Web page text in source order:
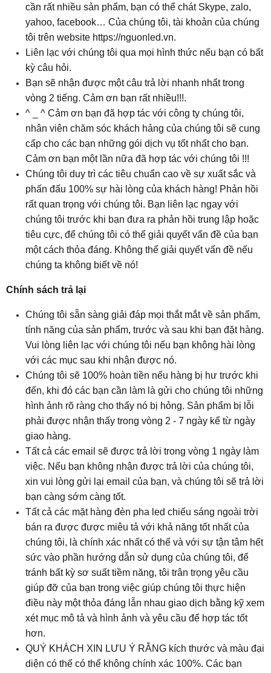
cần rất nhiều sản phẩm, bạn có thể chát Skype, zalo,
yahoo, facebook… Của chúng tôi, tài khoản của chúng
tôi trên website https://nguonled.vn.
Liên lạc với chúng tôi qua mọi hình thức nếu bạn có bất
kỳ câu hỏi.
Bạn sẽ nhận được một câu trả lời nhanh nhất trong
vòng 2 tiếng. Cảm ơn bạn rất nhiều!!!.
^ _ ^ Cảm ơn bạn đã hợp tác với công ty chúng tôi,
nhân viên chăm sóc khách hảng của chúng tôi sẽ cung
cấp cho các bạn những gói dịch vụ tốt nhất cho bạn.
Cảm ơn bạn một lần nữa đã hợp tác với chúng tôi !!!
Chúng tôi duy trì các tiêu chuẩn cao về sự xuất sắc và
phấn đấu 100% sự hài lòng của khách hàng! Phản hồi
rất quan trọng với chúng tôi. Bạn liên lạc ngay với
chúng tôi trước khi bạn đưa ra phản hồi trung lập hoặc
tiêu cực, để chúng tôi có thể giải quyết vấn đề của bạn
một cách thỏa đáng. Không thể giải quyết vấn đề nếu
chúng ta không biết về nó!
Chính sách trả lại
Chúng tôi sẵn sàng giải đáp mọi thắt mắt về sản phẩm,
tính năng của sản phẩm, trước và sau khi bạn đặt hàng.
Vui lòng liên lạc với chúng tôi nếu bạn không hài lòng
với các mục sau khi nhận được nó.
Chúng tôi sẽ 100% hoàn tiền nếu hàng bị hư trước khi
đến, khi đó các bạn cần làm là gửi cho chúng tôi những
hình ảnh rõ ràng cho thấy nó bị hỏng. Sản phẩm bị lỗi
phải được nhận thấy trong vòng 2 - 7 ngày kể từ ngày
giao hàng.
Tất cả các email sẽ được trả lời trong vòng 1 ngày làm
việc. Nếu bạn không nhận được trả lời của chúng tôi,
xin vui lòng gửi lại email của bạn, và chúng tôi sẽ trả lời
bạn càng sớm càng tốt.
Tất cả các mặt hàng đèn pha led chiếu sáng ngoài trời
bán ra được được miêu tả với khả năng tốt nhất của
chúng tôi, là chính xác nhất có thể và với sự tận tâm hết
sức vào phần hướng dẫn sử dụng của chúng tôi, để
tránh bất kỳ sơ suất tiềm năng, tôi trân trọng yêu cầu
giúp đỡ của bạn trong việc giúp chúng tôi thực hiện
điều này một thỏa đáng lẫn nhau giao dịch bằng kỹ xem
xét mục mô tả và hình ảnh và yêu cầu để hợp tác tốt
hơn.
QUÝ KHÁCH XIN LƯU Ý RẰNG kích thước và màu đại
diện có thể có thể không chính xác 100%. Các bạn